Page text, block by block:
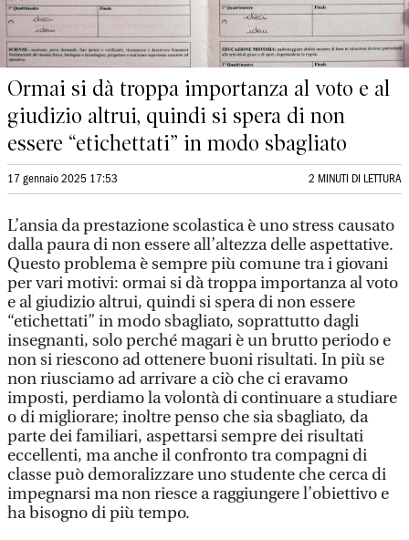
Ormai si dà troppa importanza al voto e al
giudizio altrui, quindi si spera di non
essere “etichettati” in modo sbagliato
17 gennaio 2025 17:53 2 MINUTI DI LETTURA
L’ansia da prestazione scolastica è uno stress causato
dalla paura di non essere all’altezza delle aspettative.
Questo problema è sempre più comune tra i giovani
per vari motivi: ormai si dà troppa importanza al voto
e al giudizio altrui, quindi si spera di non essere
“etichettati” in modo sbagliato, soprattutto dagli
insegnanti, solo perché magari è un brutto periodo e
non si riescono ad ottenere buoni risultati. In più se
non riusciamo ad arrivare a ciò che ci eravamo
imposti, perdiamo la volontà di continuare a studiare
o di migliorare; inoltre penso che sia sbagliato, da
parte dei familiari, aspettarsi sempre dei risultati
eccellenti, ma anche il confronto tra compagni di
classe può demoralizzare uno studente che cerca di
impegnarsi ma non riesce a raggiungere l’obiettivo e
ha bisogno di più tempo.